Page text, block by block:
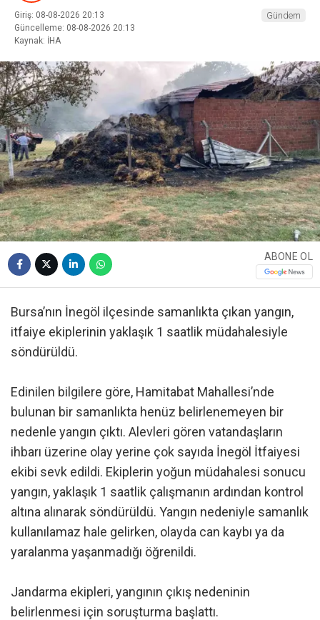
Giriş: 08-08-2026 20:13
Güncelleme: 08-08-2026 20:13
Kaynak: İHA
Gündem
ABONE OL
Bursa’nın İnegöl ilçesinde samanlıkta çıkan yangın,
itfaiye ekiplerinin yaklaşık 1 saatlik müdahalesiyle
söndürüldü.
Edinilen bilgilere göre, Hamitabat Mahallesi’nde
bulunan bir samanlıkta henüz belirlenemeyen bir
nedenle yangın çıktı. Alevleri gören vatandaşların
ihbarı üzerine olay yerine çok sayıda İnegöl İtfaiyesi
ekibi sevk edildi. Ekiplerin yoğun müdahalesi sonucu
yangın, yaklaşık 1 saatlik çalışmanın ardından kontrol
altına alınarak söndürüldü. Yangın nedeniyle samanlık
kullanılamaz hale gelirken, olayda can kaybı ya da
yaralanma yaşanmadığı öğrenildi.
Jandarma ekipleri, yangının çıkış nedeninin
belirlenmesi için soruşturma başlattı.